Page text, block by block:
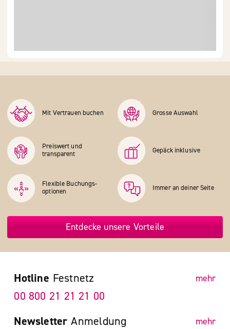
Mit Vertrauen buchen Grosse Auswahl
Preiswert und
transparent
Gepäck inklusive
Flexible Buchungs­
optionen
Immer an deiner Seite
Entdecke unsere Vorteile
Hotline Festnetz mehr
00 800 21 21 21 00
Newsletter Anmeldung mehr